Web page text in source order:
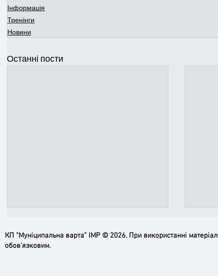
Інформація
Тренінги
Новини
Останні пости
КП "Муніципальна варта" ІМР © 2026. При використанні
обов’язковим.